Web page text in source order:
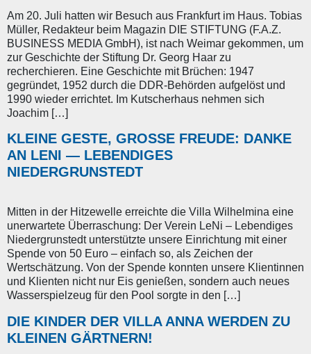
Am 20. Juli hatten wir Besuch aus Frankfurt im Haus. Tobias
Müller, Redakteur beim Magazin DIE STIFTUNG (F.A.Z.
BUSINESS MEDIA GmbH), ist nach Weimar gekommen, um
zur Geschichte der Stiftung Dr. Georg Haar zu
recherchieren. Eine Geschichte mit Brüchen: 1947
gegründet, 1952 durch die DDR-Behörden aufgelöst und
1990 wieder errichtet. Im Kutscherhaus nehmen sich
Joachim […]
KLEINE GESTE, GROSSE FREUDE: DANKE A
N LENI — LEBENDIGES N
IEDERGRUNSTEDT
Mitten in der Hitzewelle erreichte die Villa Wilhelmina eine
unerwartete Überraschung: Der Verein LeNi – Lebendiges
Niedergrunstedt unterstützte unsere Einrichtung mit einer
Spende von 50 Euro – einfach so, als Zeichen der
Wertschätzung. Von der Spende konnten unsere Klientinnen
und Klienten nicht nur Eis genießen, sondern auch neues
Wasserspielzeug für den Pool sorgte in den […]
DIE KINDER DER VILLA ANNA WERDEN ZU
KLEINEN GÄRTNERN!